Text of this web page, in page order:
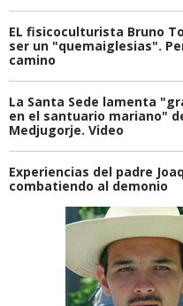
EL fisicoculturista Bruno
ser un "quemaiglesias".
camino
La Santa Sede lamenta
en el santuario mariano"
Medjugorje. Video
Experiencias del padre
combatiendo al demonio